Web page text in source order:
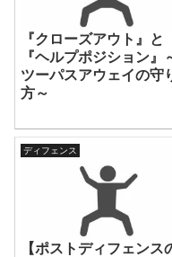
『クローズアウト』と
『ヘルプポジション』
ツーパスアウェイの守
方～
ディフェンス
【ポストディフェンス